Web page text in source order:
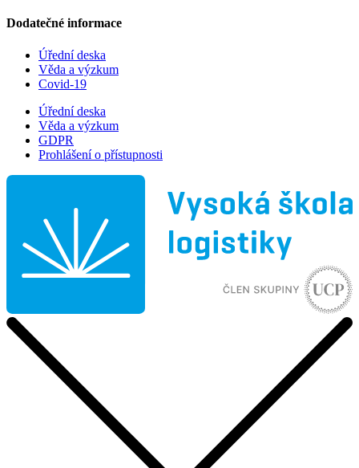
Dodatečné informace
Úřední deska
Věda a výzkum
Covid-19
Úřední deska
Věda a výzkum
GDPR
Prohlášení o přístupnosti